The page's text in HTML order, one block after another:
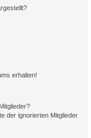
erhalten!
der ignorierten Mitglieder